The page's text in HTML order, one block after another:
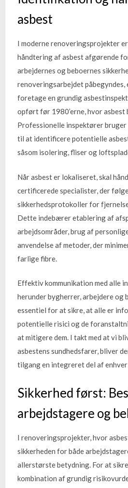
asbest
I moderne renoveringsprojekter
håndtering af asbest afgørende
arbejdernes og beboernes
renoveringsarbejdet
foretage en grundig
opført før 1980’erne, hvor asbest
Professionelle inspektører
til at identificere potentielle
såsom isolering, fliser og
Når asbest er lokaliseret, skal
certificerede specialister, der
sikkerhedsprotokoller for
Dette indebærer etablering af
arbejdsområder, brug af
anvendelse af metoder, der
farlige fibre.
Effektiv kommunikation med alle
herunder bygherrer, arbejdere og
essentiel for at sikre, at alle er
potentielle risici og de
at mitigere dem. I takt med at vi
asbestens sundhedsfarer, bliver
tilgang en integreret del af
Sikkerhed først:
arbejdstagere og
I renoveringsprojekter, hvor
sikkerheden for både
allerstørste betydning. For at
kombination af grundig